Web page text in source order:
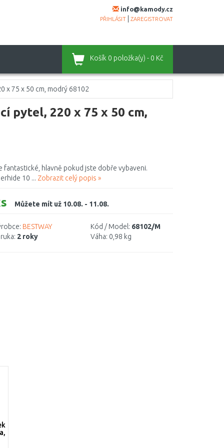
info@kamody.cz
PŘIHLÁSIT ZAREGISTROVAT
Košík 0 položka(y) - 0 Kč
x 75 x 50 cm, modrý 68102
pytel, 220 x 75 x 50 cm,
fantastické, hlavně pokud jste dobře vybaveni.
10 ... Zobrazit celý popis »
Můžete mít už 10.08. - 11.08.
BESTWAY
2 roky
Kód / Model: 68102/M
Váha: 0,98 kg